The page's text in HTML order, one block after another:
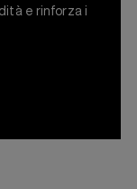
e rinforza i